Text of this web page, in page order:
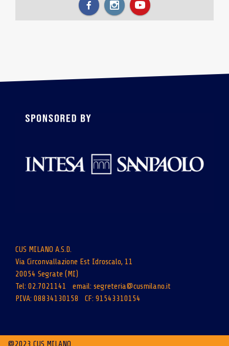
CUS MILANO A.S.D.
Via Circonvallazione Est Idroscalo, 11
20054 Segrate (MI)
Tel: 02.7021141 email: segreteria@cusmilano.it
PIVA: 08834130158 CF: 91543310154
@2023 CUS MILANO